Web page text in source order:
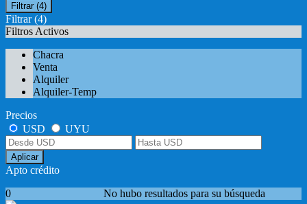
Filtrar (4)
Filtrar (4)
Filtros Activos
Chacra
Venta
Alquiler
Alquiler-Temp
Precios
USD
UYU
Aplicar
Apto crédito
No hubo resultados para su búsqueda
0